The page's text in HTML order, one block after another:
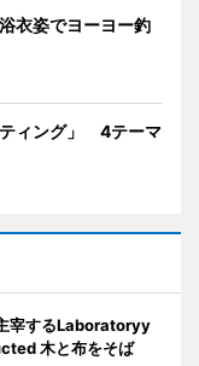
衣姿でヨーヨー釣
ティング」 4テーマ
宰するLaboratoryy
木と布をそば